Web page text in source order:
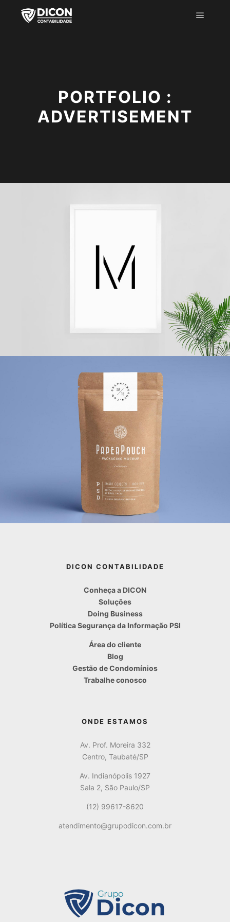
PORTFOLIO :
ADVERTISEMENT
DICON CONTABILIDADE
Conheça a DICON
Soluções
Doing Business
Política Segurança da Informação PSI
Área do cliente
Blog
Gestão de Condomínios
Trabalhe conosco
ONDE ESTAMOS
Av. Prof. Moreira 332
Centro, Taubaté/SP
Av. Indianópolis 1927
Sala 2, São Paulo/SP
(12) 99617-8620
atendimento@grupodicon.com.br